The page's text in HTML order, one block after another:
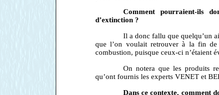
Comment pourraient-ils
d’extinction ?
Il a donc fallu que quelqu’un
que l’on voulait retrouver à la fin de
combustion, puisque ceux-ci n’étaient
On notera que les produits
qu’ont fournis les experts VENET et
Dans ce contexte, comment